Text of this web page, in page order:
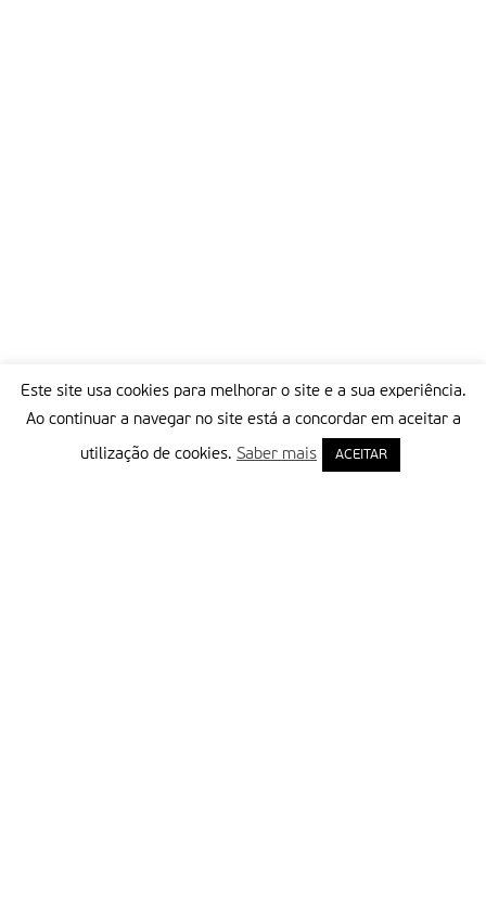
Este site usa cookies para melhorar o site e a sua experiência.
Ao continuar a navegar no site está a concordar em aceitar a
utilização de cookies. Saber mais ACEITAR